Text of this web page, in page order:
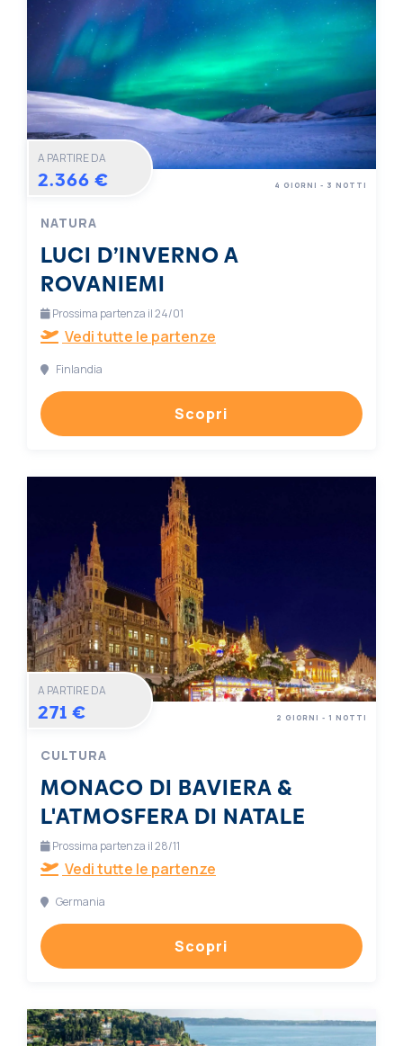
A PARTIRE DA
2.366 €
NATURA
LUCI D’INVERNO A
ROVANIEMI
4 GIORNI - 3 NOTTI
Prossima partenza il 24/01
Vedi tutte le partenze
Finlandia
Scopri
A PARTIRE DA
271 €
CULTURA
MONACO DI BAVIERA &
L'ATMOSFERA DI NATALE
2 GIORNI - 1 NOTTI
Prossima partenza il 28/11
Vedi tutte le partenze
Germania
Scopri